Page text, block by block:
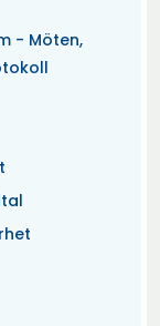
- Möten,